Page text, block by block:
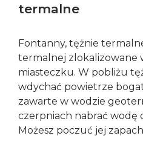
termalne
Fontanny, tężnie
termalnej zlokalizowane
miasteczku. W pobliżu
wdychać powietrze
zawarte w wodzie
czerpniach nabrać wodę
Możesz poczuć jej